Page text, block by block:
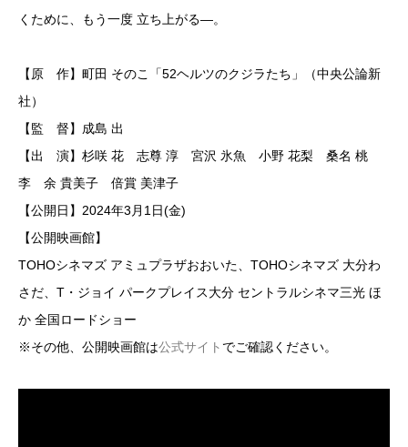
くために、もう一度 立ち上がる―。
【原 作】町田 そのこ「52ヘルツのクジラたち」（中央公論新
社）
【監 督】成島 出
【出 演】杉咲 花 志尊 淳 宮沢 氷魚 小野 花梨 桑名 桃
李 余 貴美子 倍賞 美津子
【公開日】2024年3月1日(金)
【公開映画館】
TOHOシネマズ アミュプラザおおいた、TOHOシネマズ 大分わ
さだ、T・ジョイ パークプレイス大分 セントラルシネマ三光 ほ
か 全国ロードショー
※その他、公開映画館は公式サイト でご確認ください。